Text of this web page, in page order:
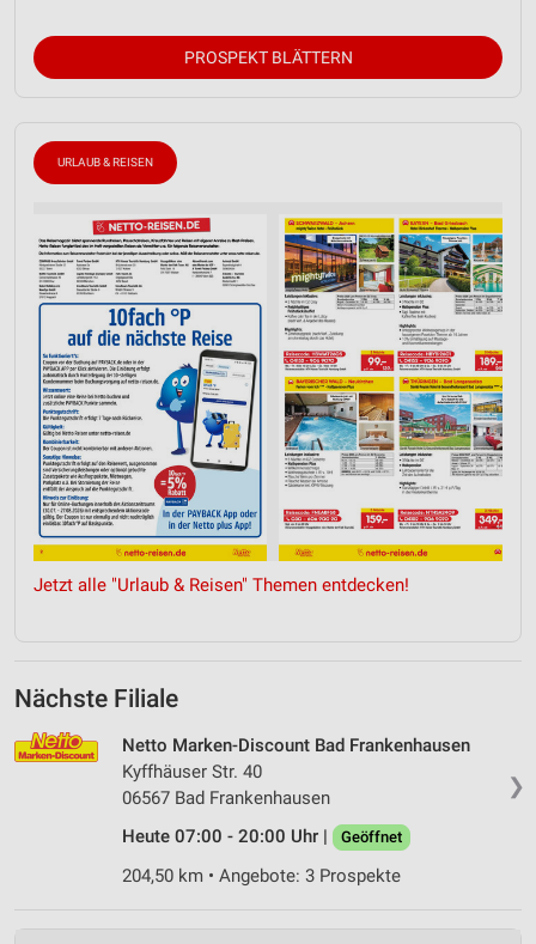
PROSPEKT BLÄTTERN
URLAUB & REISEN
Jetzt alle "Urlaub & Reisen" Themen entdecken!
Nächste Filiale
❯
Netto Marken-Discount Bad Frankenhausen
Kyffhäuser Str. 40
06567 Bad Frankenhausen
Heute 07:00 - 20:00 Uhr |
Geöffnet
204,50 km • Angebote: 3 Prospekte